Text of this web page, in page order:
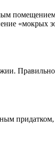
«мокрых